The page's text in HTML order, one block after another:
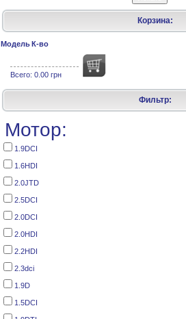
Корзина:
Модель К-во
Всего: 0.00 грн
Фильтр:
Мотор:
1.9DCI
1.6HDI
2.0JTD
2.5DCI
2.0DCI
2.0HDI
2.2HDI
2.3dci
1.9D
1.5DCI